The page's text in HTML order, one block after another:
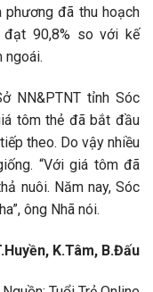
phương đã thu hoạch
90,8% so với kế
ngoái.
NN&PTNT tỉnh Sóc
tôm thẻ đã bắt đầu
theo. Do vậy nhiều
“Với giá tôm đã
nuôi. Năm nay, Sóc
ông Nhã nói.
K.Tâm, B.Đấu